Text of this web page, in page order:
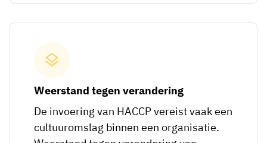
Weerstand tegen verandering
De invoering van HACCP vereist vaak een
cultuuromslag binnen een organisatie.